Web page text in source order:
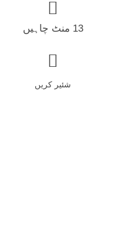
13 منٹ چاہیں
شئیر کریں